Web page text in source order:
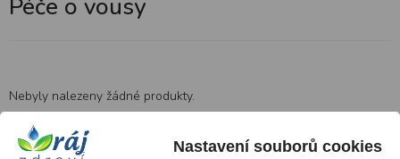
Péče o vousy
Nebyly nalezeny žádné produkty.
Nastavení souborů cookies